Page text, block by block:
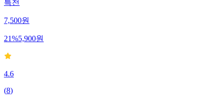
특천
7,500원
21%5,900원
4.6
(8)